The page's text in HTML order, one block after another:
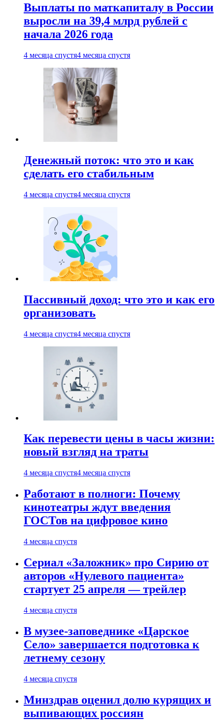
Выплаты по маткапиталу в России
выросли на 39,4 млрд рублей с
начала 2026 года
4 месяца спустя4 месяца спустя
Денежный поток: что это и как
сделать его стабильным
4 месяца спустя4 месяца спустя
Пассивный доход: что это и как его
организовать
4 месяца спустя4 месяца спустя
Как перевести цены в часы жизни:
новый взгляд на траты
4 месяца спустя4 месяца спустя
Работают в полноги: Почему
кинотеатры ждут введения
ГОСТов на цифровое кино
4 месяца спустя
Сериал «Заложник» про Сирию от
авторов «Нулевого пациента»
стартует 25 апреля — трейлер
4 месяца спустя
В музее-заповеднике «Царское
Село» завершается подготовка к
летнему сезону
4 месяца спустя
Минздрав оценил долю курящих и
выпивающих россиян